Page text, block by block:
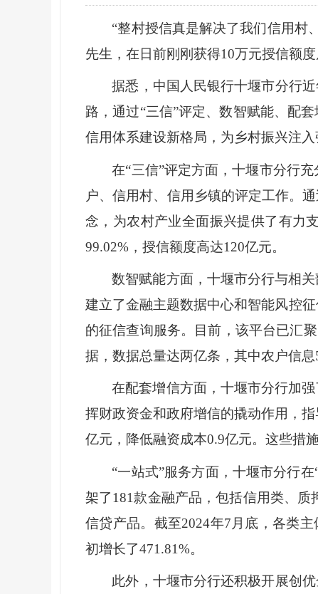
“整村授信真是解决了我们信用村
先生，在日前刚刚获得10万元授信额度
据悉，中国人民银行十堰市分行
路，通过“三信”评定、数智赋能、配
信用体系建设新格局，为乡村振兴注入
在“三信”评定方面，十堰市分行
户、信用村、信用乡镇的评定工作。
念，为农村产业全面振兴提供了有力
99.02%，授信额度高达120亿元。
数智赋能方面，十堰市分行与相
建立了金融主题数据中心和智能风控
的征信查询服务。目前，该平台已汇
据，数据总量达两亿条，其中农户信
在配套增信方面，十堰市分行加
挥财政资金和政府增信的撬动作用，
亿元，降低融资成本0.9亿元。这些措
“一站式”服务方面，十堰市分行
架了181款金融产品，包括信用类、质
信贷产品。截至2024年7月底，各类
初增长了471.81%。
此外，十堰市分行还积极开展创